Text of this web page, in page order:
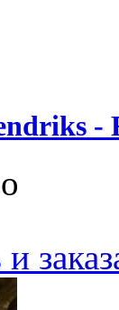
-